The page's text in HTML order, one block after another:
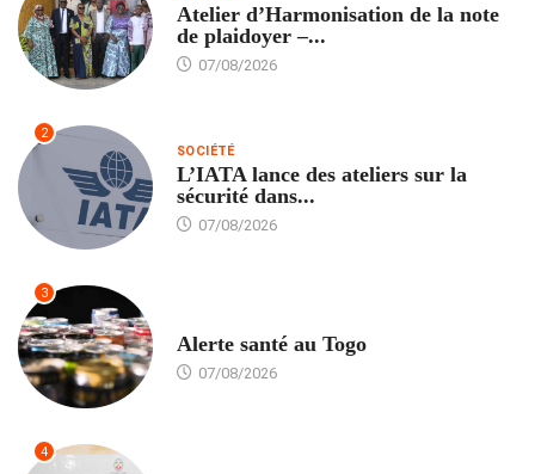
Atelier d’Harmonisation de la note
de plaidoyer –...
07/08/2026
2
SOCIÉTÉ
L’IATA lance des ateliers sur la
sécurité dans...
07/08/2026
3
Alerte santé au Togo
07/08/2026
4